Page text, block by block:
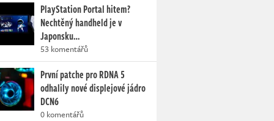
PlayStation Portal hitem?
Nechtěný handheld je v
Japonsku…
53 komentářů
První patche pro RDNA 5
odhalily nové displejové jádro
DCN6
0 komentářů